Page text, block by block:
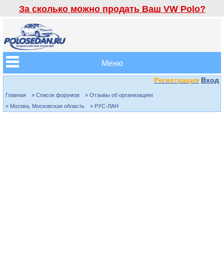
За сколько можно продать Ваш VW Polo?
Меню
Регистрация Вход
Главная » Список форумов
» Отзывы об организациях
» Москва, Московская область
» РУС-ЛАН